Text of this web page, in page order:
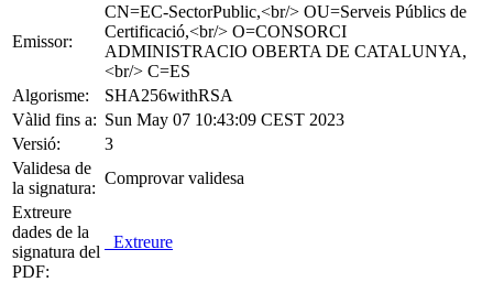
Emissor:
CN=EC-SectorPublic,<br/> OU=Serveis Públics de
Certificació,<br/> O=CONSORCI
ADMINISTRACIO OBERTA DE CATALUNYA,
<br/> C=ES
Algorisme:
SHA256withRSA
Vàlid fins a: Sun May 07 10:43:09 CEST 2023
Versió:
3
Validesa de
la signatura:
Comprovar validesa
Extreure
dades de la
signatura del
PDF:
Extreure